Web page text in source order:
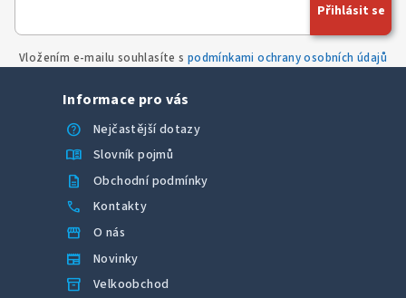
Vložením e-mailu souhlasíte s podmínkami ochrany osobních údajů
Přihlásit se
Informace pro vás
help
Nejčastější dotazy
menu_book Slovník pojmů
description Obchodní podmínky
call Kontakty
storefront O nás
newspaper Novinky
inventory_2 Velkoobchod